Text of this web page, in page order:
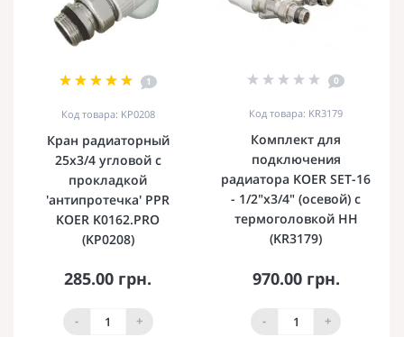
1
Код товара: KP0208
Кран радиаторный
25x3/4 угловой с
прокладкой
'антипротечка' PPR
KOER K0162.PRO
(KP0208)
285.00 грн.
- +
0
Код товара: KR3179
Комплект для
подключения
радиатора KOER SET-16
- 1/2"x3/4" (осевой) с
термоголовкой НН
(KR3179)
970.00 грн.
- +